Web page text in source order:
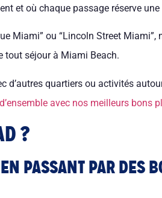
et où chaque passage réserve une
Miami” ou “Lincoln Street Miami”,
séjour à Miami Beach.
d’autres quartiers ou activités
avec nos meilleurs bons
?
PASSANT PAR DES